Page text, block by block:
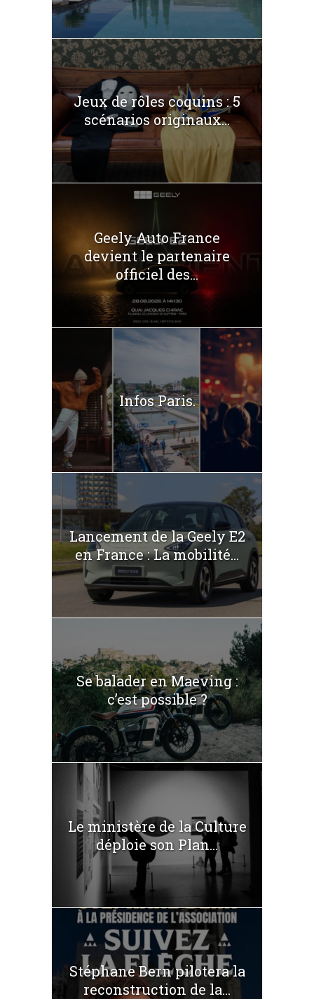
Jeux de rôles coquins : 5
scénarios originaux...
Geely Auto France
devient le partenaire
officiel des...
Infos Paris.
Lancement de la Geely E2
en France : La mobilité...
Se balader en Maeving :
c’est possible ?
Le ministère de la Culture
déploie son Plan...
Stéphane Bern pilotera la
reconstruction de la...